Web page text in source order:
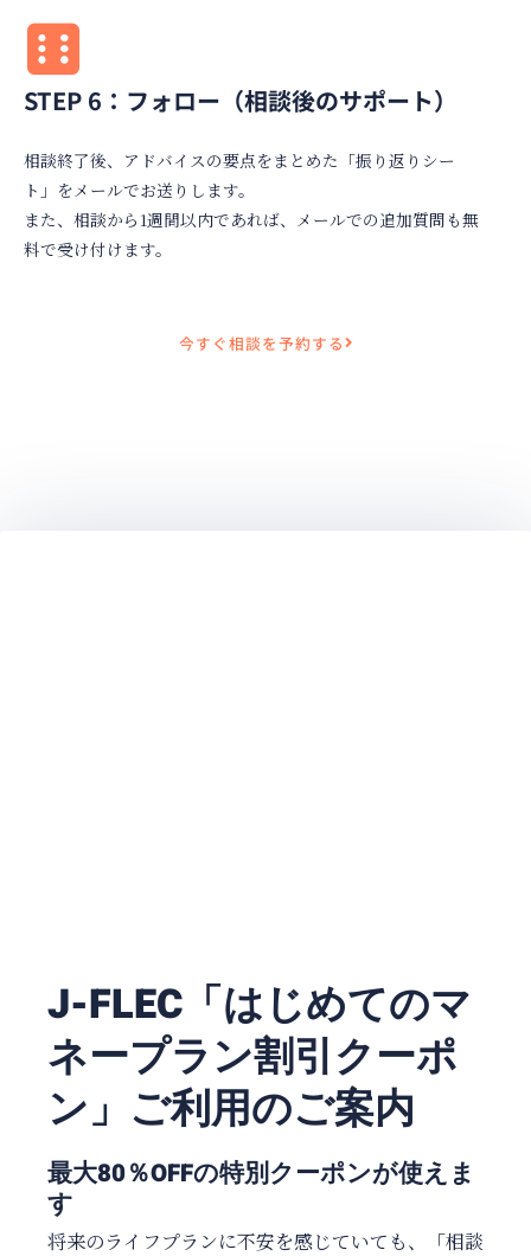
STEP 6：フォロー（相談後のサポート）
相談終了後、アドバイスの要点をまとめた「振り返りシー
ト」をメールでお送りします。
また、相談から1週間以内であれば、メールでの追加質問も無
料で受け付けます。
今すぐ相談を予約する
J-FLEC「はじめてのマ
ネープラン割引クーポ
ン」ご利用のご案内
最大80％OFFの特別クーポンが使えま
す
将来のライフプランに不安を感じていても、「相談